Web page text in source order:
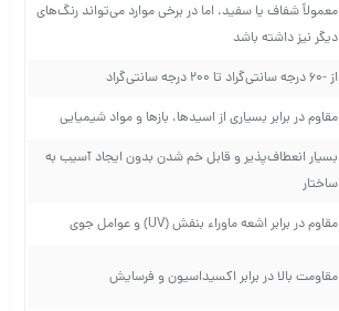
معمولاً شفاف یا سفید، اما در برخی موارد می‌تواند رنگ‌های
دیگر نیز داشته باشد
از -60 درجه سانتی‌گراد تا 200 درجه سانتی‌گراد
مقاوم در برابر بسیاری از اسیدها، بازها و مواد شیمیایی
بسیار انعطاف‌پذیر و قابل خم شدن بدون ایجاد آسیب به
ساختار
مقاوم در برابر اشعه ماوراء بنفش (UV) و عوامل جوی
مقاومت بالا در برابر اکسیداسیون و فرسایش